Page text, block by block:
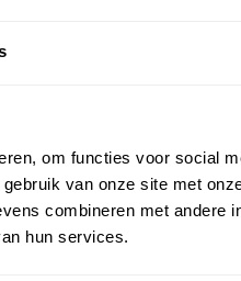
om functies voor social
van onze site met
combineren met andere
hun services.